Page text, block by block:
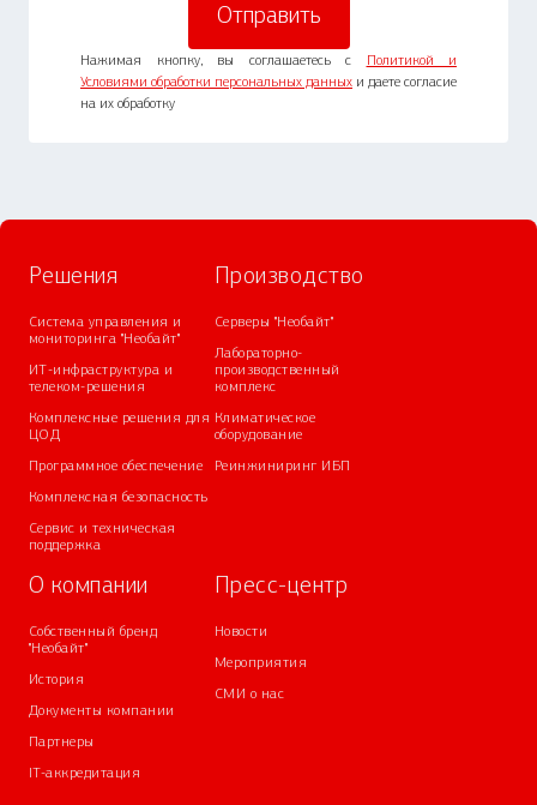
Нажимая кнопку, вы соглашаетесь с
Политикой и
Условиями обработки персональных данных и даете согласие
на их обработку
Решения
Система управления и
мониторинга "Необайт"
ИТ-инфраструктура и
телеком-решения
Комплексные решения для
ЦОД
Программное обеспечение
Комплексная безопасность
Сервис и техническая
поддержка
Производство
Серверы "Необайт"
Лабораторно-
производственный
комплекс
Климатическое
оборудование
Реинжиниринг ИБП
О компании
Собственный бренд
"Необайт"
История
Документы компании
Партнеры
IT-аккредитация
Пресс-центр
Новости
Мероприятия
СМИ о нас